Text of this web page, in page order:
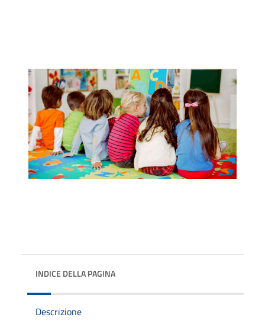
INDICE DELLA PAGINA
Descrizione